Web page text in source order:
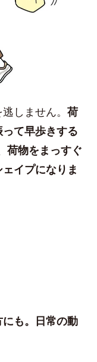
しません。 荷
て早歩きする
荷物をまっすぐ
イプになりま
も。日常の動